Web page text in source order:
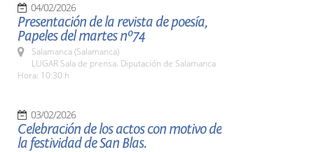
04/02/2026
Presentación de la revista de poesía,
Papeles del martes nº74
Salamanca (Salamanca)
LUGAR Sala de prensa. Diputación de Salamanca
Hora: 10:30 h
03/02/2026
Celebración de los actos con motivo de
la festividad de San Blas.